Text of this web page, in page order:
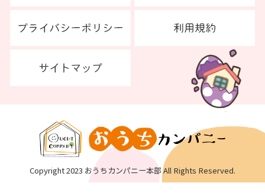
Copyright 2023 おうちカンパニー本部 All Rights Reserved.